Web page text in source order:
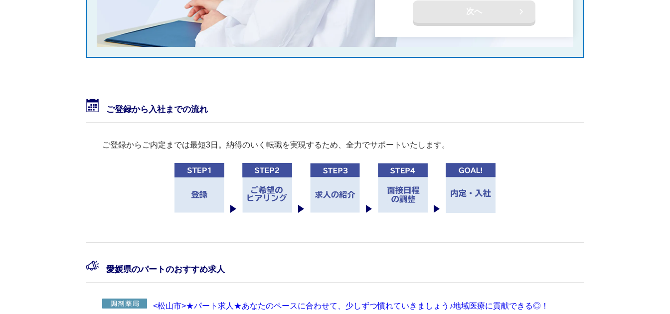
次へ
ご登録から入社までの流れ
ご登録からご内定までは最短3日。納得のいく転職を実現するため、全力でサポートいたします。
愛媛県のパートのおすすめ求人
<松山市>★パート求人★あなたのペースに合わせて、少しずつ慣れていきましょう♪地域医療に貢献できる◎！